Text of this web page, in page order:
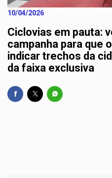
10/04/2026
Ciclovias em pauta:
campanha para que
indicar trechos da
da faixa exclusiva